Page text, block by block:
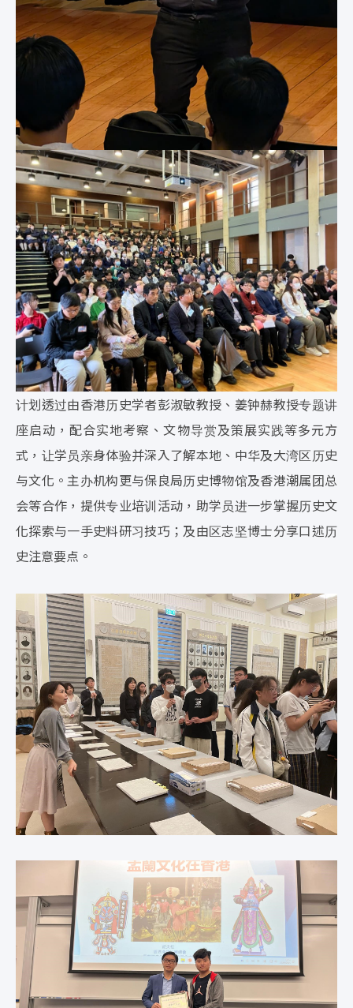
计划透过由香港历史学者彭淑敏教授、姜钟赫教授专题讲
座启动，配合实地考察、文物导赏及策展实践等多元方
式，让学员亲身体验并深入了解本地、中华及大湾区历史
与文化。主办机构更与保良局历史博物馆及香港潮属团总
会等合作，提供专业培训活动，助学员进一步掌握历史文
化探索与一手史料研习技巧；及由区志坚博士分享口述历
史注意要点。